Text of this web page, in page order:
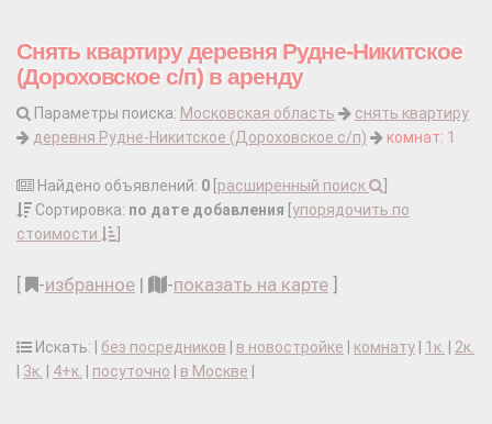
Снять квартиру деревня Рудне-Никитское
(Дороховское с/п) в аренду
Параметры поиска: Московская область
снять квартиру
деревня Рудне-Никитское (Дороховское с/п)
комнат: 1
Найдено объявлений: 0 расширенный поиск
Сортировка: по дате добавления упорядочить по
стоимости
-избранное | -показать на карте
Искать: | без посредников в новостройке комнату 1к.
2к.
3к. 4+к. посуточно в Москве